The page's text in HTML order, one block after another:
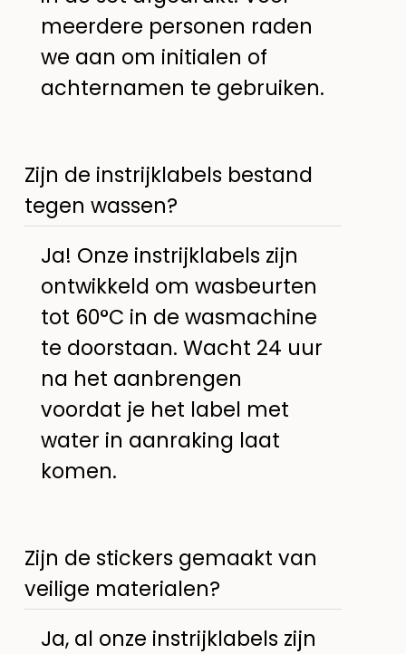
meerdere personen raden
we aan om initialen of
achternamen te gebruiken.
Zijn de instrijklabels bestand
tegen wassen?
Ja! Onze instrijklabels zijn
ontwikkeld om wasbeurten
tot 60°C in de wasmachine
te doorstaan. Wacht 24 uur
na het aanbrengen
voordat je het label met
water in aanraking laat
komen.
Zijn de stickers gemaakt van
veilige materialen?
Ja, al onze instrijklabels zijn